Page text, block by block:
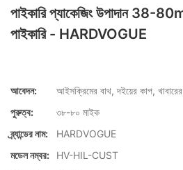
পাইকারি প্যাকেজিং উপাদান 38-
পাইকারি - HARDVOGUE
আবেদন:
আইসক্রিমের বাথ, দইয়ের কাপ,
পুরুত্ব:
৩৮-৮০ মাইক
ব্র্যান্ডের নাম:
HARDVOGUE
মডেল নম্বর:
HV-HIL-CUST